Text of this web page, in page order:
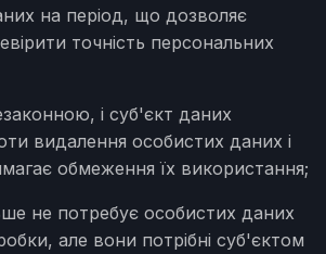
на період, що дозволяє
точність персональних
і суб'єкт даних
видалення особистих даних і
обмеження їх використання;
не потребує особистих даних
але вони потрібні суб'єктом